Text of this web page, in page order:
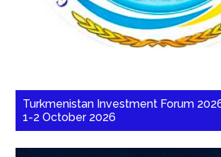
Turkmenistan Investment Forum
1-2 October 2026